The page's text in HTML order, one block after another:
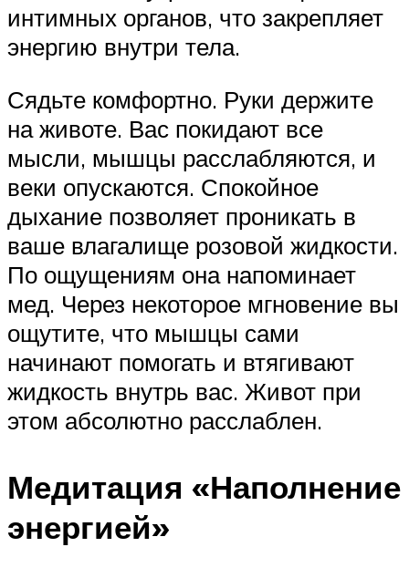
интимных органов, что закрепляет
энергию внутри тела.
Сядьте комфортно. Руки держите
на животе. Вас покидают все
мысли, мышцы расслабляются, и
веки опускаются. Спокойное
дыхание позволяет проникать в
ваше влагалище розовой жидкости.
По ощущениям она напоминает
мед. Через некоторое мгновение вы
ощутите, что мышцы сами
начинают помогать и втягивают
жидкость внутрь вас. Живот при
этом абсолютно расслаблен.
Медитация «Наполнение
энергией»